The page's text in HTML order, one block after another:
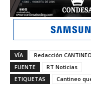
VÍA
Redacción CANTINEO
FUENTE
RT Noticias
ETIQUETAS
Cantineo